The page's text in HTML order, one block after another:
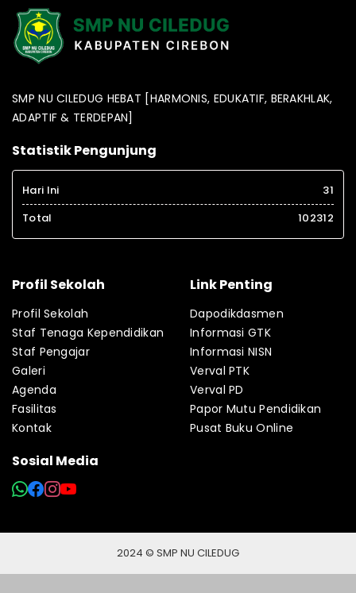
SMP NU CILEDUG HEBAT [HARMONIS, EDUKATIF, BERAKHLAK,
ADAPTIF & TERDEPAN]
Statistik Pengunjung
Hari Ini
31
Total
102312
Profil Sekolah
Profil Sekolah
Staf Tenaga Kependidikan
Staf Pengajar
Galeri
Agenda
Fasilitas
Kontak
Sosial Media
Link Penting
Dapodikdasmen
Informasi GTK
Informasi NISN
Verval PTK
Verval PD
Papor Mutu Pendidikan
Pusat Buku Online
2024 © SMP NU CILEDUG